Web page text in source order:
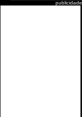
publicidade